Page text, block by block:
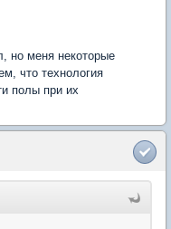
но меня некоторые
что технология
полы при их